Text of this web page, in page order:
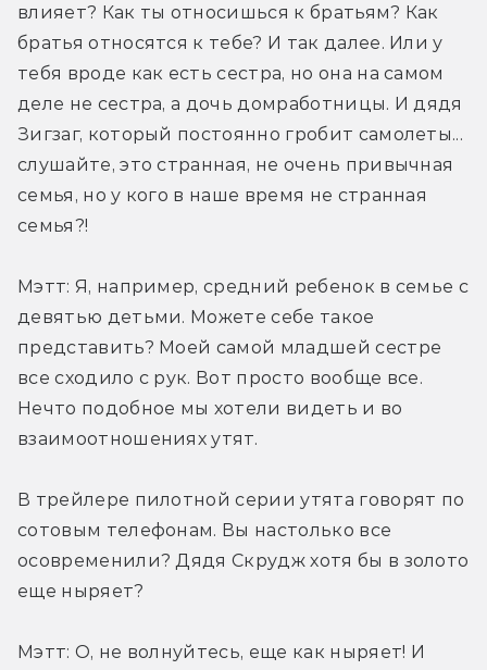
влияет? Как ты относишься к братьям? Как
братья относятся к тебе? И так далее. Или у
тебя вроде как есть сестра, но она на самом
деле не сестра, а дочь домработницы. И дядя
Зигзаг, который постоянно гробит самолеты...
слушайте, это странная, не очень привычная
семья, но у кого в наше время не странная
семья?!
Мэтт: Я, например, средний ребенок в семье с
девятью детьми. Можете себе такое
представить? Моей самой младшей сестре
все сходило с рук. Вот просто вообще все.
Нечто подобное мы хотели видеть и во
взаимоотношениях утят.
В трейлере пилотной серии утята говорят по
сотовым телефонам. Вы настолько все
осовременили? Дядя Скрудж хотя бы в золото
еще ныряет?
Мэтт: О, не волнуйтесь, еще как ныряет! И